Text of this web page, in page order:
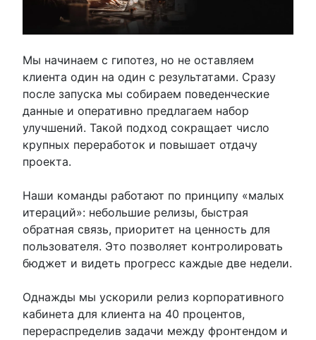
Мы начинаем с гипотез, но не оставляем
клиента один на один с результатами. Сразу
после запуска мы собираем поведенческие
данные и оперативно предлагаем набор
улучшений. Такой подход сокращает число
крупных переработок и повышает отдачу
проекта.
Наши команды работают по принципу «малых
итераций»: небольшие релизы, быстрая
обратная связь, приоритет на ценность для
пользователя. Это позволяет контролировать
бюджет и видеть прогресс каждые две недели.
Однажды мы ускорили релиз корпоративного
кабинета для клиента на 40 процентов,
перераспределив задачи между фронтендом и